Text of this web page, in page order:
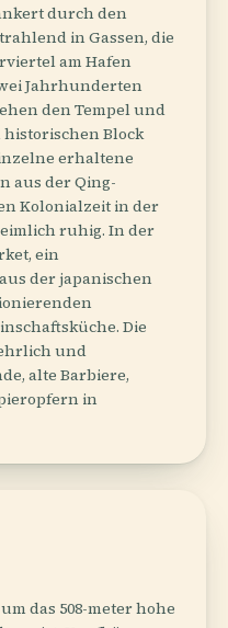
durch den
in Gassen, die
am Hafen
Jahrhunderten
den Tempel und
historischen Block
erhaltene
aus der Qing-
Kolonialzeit in der
ruhig. In der
ein
der japanischen
Die
und
alte Barbiere,
in
das 508-meter hohe